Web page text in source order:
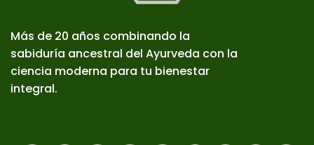
Más de 20 años combinando la
sabiduría ancestral del Ayurveda con la
ciencia moderna para tu bienestar
integral.